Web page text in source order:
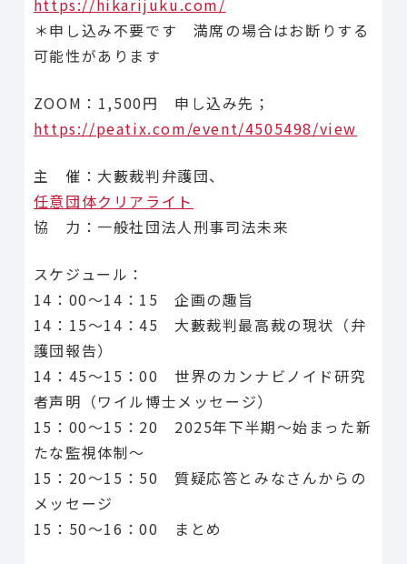
https://hikarijuku.com/
＊申し込み不要です 満席の場合はお断りする
可能性があります
ZOOM：1,500円 申し込み先；
https://peatix.com/event/4505498/view
主 催：大藪裁判弁護団、
任意団体クリアライト
協 力：一般社団法人刑事司法未来
スケジュール：
14：00〜14：15 企画の趣旨
14：15〜14：45 大藪裁判最高裁の現状（弁
護団報告）
14：45〜15：00 世界のカンナビノイド研究
者声明（ワイル博士メッセージ）
15：00〜15：20 2025年下半期〜始まった新
たな監視体制〜
15：20〜15：50 質疑応答とみなさんからの
メッセージ
15：50～16：00 まとめ